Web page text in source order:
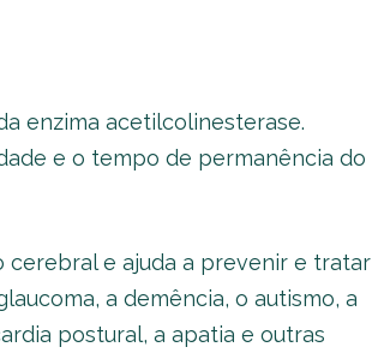
enzima acetilcolinesterase.
e o tempo de permanência do
cerebral e ajuda a prevenir e tratar
a demência, o autismo, a
postural, a apatia e outras